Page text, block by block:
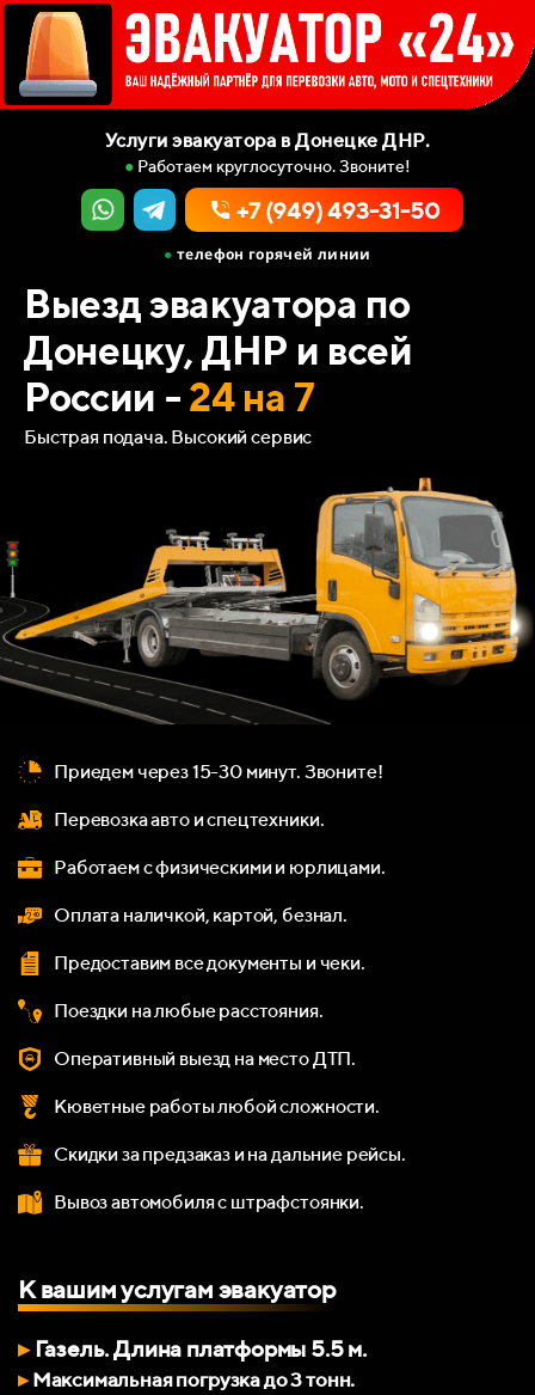
Услуги эвакуатора в Донецке ДНР.
● Работаем круглосуточно. Звоните!
+7 (949) 493-31-50
●телефон горячей линии
Выезд эвакуатора по
Донецку, ДНР и всей
России - 24 на 7
Быстрая подача. Высокий сервис
Приедем через 15-30 минут. Звоните!
Перевозка авто и спецтехники.
Работаем с физическими и юрлицами.
Оплата наличкой, картой, безнал.
Предоставим все документы и чеки.
Поездки на любые расстояния.
Оперативный выезд на место ДТП.
Кюветные работы любой сложности.
Скидки за предзаказ и на дальние рейсы.
Вывоз автомобиля с штрафстоянки.
К вашимуслугам эвакуатор
▸ Газель. Длина платформы 5.5 м.
▸Максимальная погрузкадо3 тонн.